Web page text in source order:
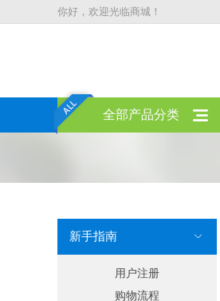
你好，欢迎光临商城！
全部产品分类

新手指南
用户注册
购物流程